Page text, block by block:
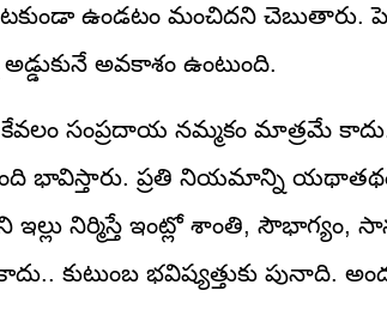
ఉండటం మంచిదని చెబుతారు.
అవకాశం ఉంటుంది.
కేవలం సంప్రదాయ నమ్మకం మాత్రమే
భావిస్తారు. ప్రతి నియమాన్ని
ఇల్లు నిర్మిస్తే ఇంట్లో శాంతి,
కుటుంబ భవిష్యత్తుకు